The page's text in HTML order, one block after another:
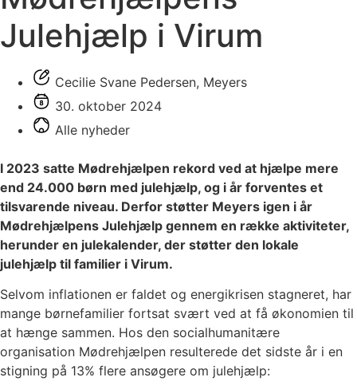
Julehjælp i Virum
Cecilie Svane Pedersen, Meyers
30. oktober 2024
Alle nyheder
I 2023 satte Mødrehjælpen rekord ved at hjælpe mere
end 24.000 børn med julehjælp, og i år forventes et
tilsvarende niveau. Derfor støtter Meyers igen i år
Mødrehjælpens Julehjælp gennem en række aktiviteter,
herunder en julekalender, der støtter den lokale
julehjælp til familier i Virum.
Selvom inflationen er faldet og energikrisen stagneret, har
mange børnefamilier fortsat svært ved at få økonomien til
at hænge sammen. Hos den socialhumanitære
organisation Mødrehjælpen resulterede det sidste år i en
stigning på 13% flere ansøgere om julehjælp: